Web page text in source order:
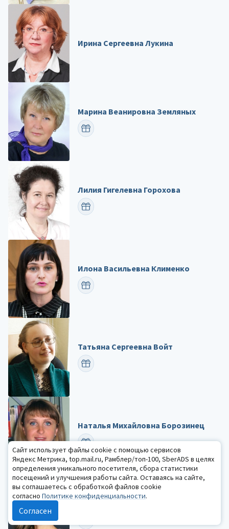
Ирина Сергеевна Лукина
Марина Веанировна Земляных
ПОЗДРАВИТЬ
Лилия Гигелевна Горохова
ПОЗДРАВИТЬ
Илона Васильевна Клименко
ПОЗДРАВИТЬ
Татьяна Сергеевна Войт
ПОЗДРАВИТЬ
Наталья Михайловна Борозинец
ПОЗДРАВИТЬ
Сайт использует файлы cookie с помощью сервисов
Яндекс Метрика, top.mail.ru, Рамблер/топ-100, SberADS в целях
определения уникального посетителя, сбора статистики
посещений и улучшения работы сайта. Оставаясь на сайте,
вы соглашаетесь с обработкой файлов cookie
согласно Политике конфиденциальности.
Согласен